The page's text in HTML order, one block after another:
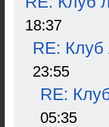
18:37
RE:
23:55
RE:
05:35